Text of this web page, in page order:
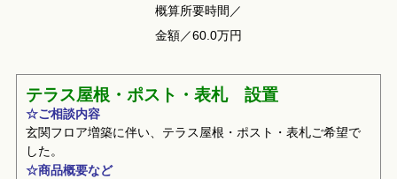
概算所要時間／
金額／60.0万円
テラス屋根・ポスト・表札 設置
☆ご相談内容
玄関フロア増築に伴い、テラス屋根・ポスト・表札ご希望で
した。
☆商品概要など